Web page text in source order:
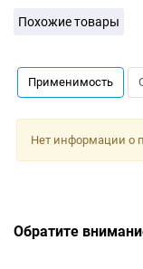
Похожие товары
Применимость
Нет информации о
Обратите